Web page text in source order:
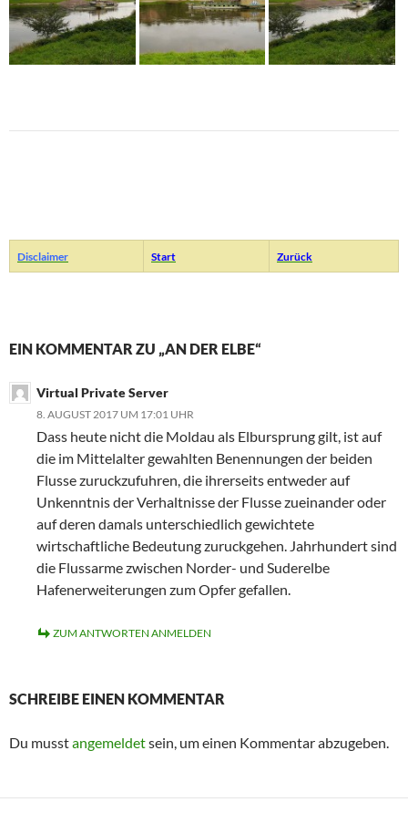
Disclaimer Start Zurück
EIN KOMMENTAR ZU „AN DER ELBE“
Virtual Private Server
8. AUGUST 2017 UM 17:01 UHR
Dass heute nicht die Moldau als Elbursprung gilt, ist auf
die im Mittelalter gewahlten Benennungen der beiden
Flusse zuruckzufuhren, die ihrerseits entweder auf
Unkenntnis der Verhaltnisse der Flusse zueinander oder
auf deren damals unterschiedlich gewichtete
wirtschaftliche Bedeutung zuruckgehen. Jahrhundert sind
die Flussarme zwischen Norder- und Suderelbe
Hafenerweiterungen zum Opfer gefallen.
ZUM ANTWORTEN ANMELDEN
SCHREIBE EINEN KOMMENTAR
Du musstangemeldetsein, um einen Kommentar abzugeben.